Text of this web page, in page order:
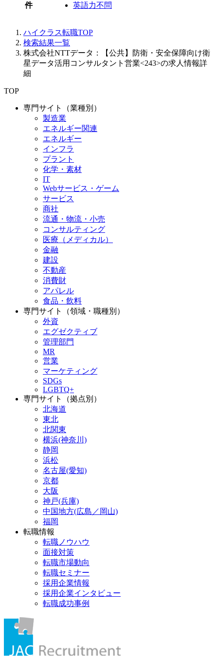
件
英語力不問
ハイクラス転職TOP
検索結果一覧
株式会社NTTデータ：【公共】防衛・安全保障向け衛
星データ活用コンサルタント営業<243>の求人情報詳
細
TOP
専門サイト（業種別）
製造業
エネルギー関連
エネルギー
インフラ
プラント
化学・素材
IT
Webサービス・ゲーム
サービス
商社
流通・物流・小売
コンサルティング
医療（メディカル）
金融
建設
不動産
消費財
アパレル
食品・飲料
専門サイト（領域・職種別）
外資
エグゼクティブ
管理部門
MR
営業
マーケティング
SDGs
LGBTQ+
専門サイト（拠点別）
北海道
東北
北関東
横浜(神奈川)
静岡
浜松
名古屋(愛知)
京都
大阪
神戸(兵庫)
中国地方(広島／岡山)
福岡
転職情報
転職ノウハウ
面接対策
転職市場動向
転職セミナー
採用企業情報
採用企業インタビュー
転職成功事例